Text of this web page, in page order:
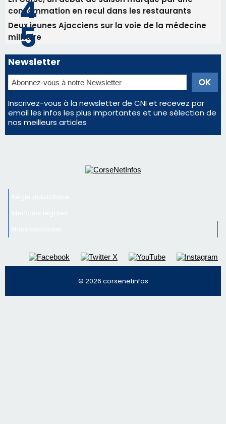
Inscrivez-vous à la newsletter de CNI et recevez par
email les infos les plus importantes et une sélection de
nos meilleurs articles
Régie publicitaire
Mentions légales
Nous contacter